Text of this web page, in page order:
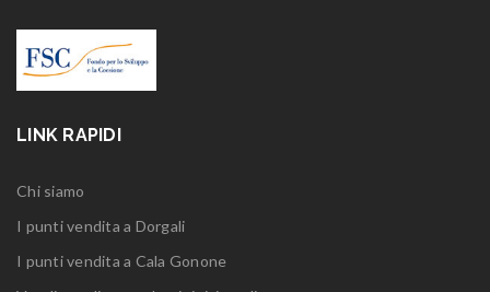
LINK RAPIDI
Chi siamo
I punti vendita a Dorgali
I punti vendita a Cala Gonone